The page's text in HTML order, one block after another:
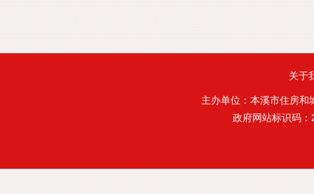
关于
主办单位：本溪市住房
政府网站标识码